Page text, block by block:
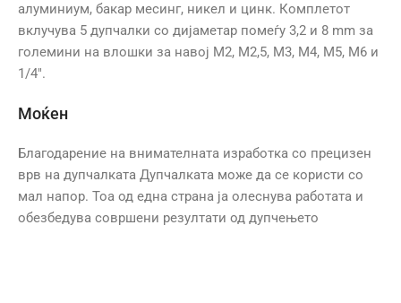
алуминиум, бакар месинг, никел и цинк. Комплетот
вклучува 5 дупчалки со дијаметар помеѓу 3,2 и 8 mm за
големини на влошки за навој M2, M2,5, M3, M4, M5, M6 и
1/4″.
Моќен
Благодарение на внимателната изработка со прецизен
врв на дупчалката Дупчалката може да се користи со
мал напор. Тоа од една страна ја олеснува работата и
обезбедува совршени резултати од дупчењето